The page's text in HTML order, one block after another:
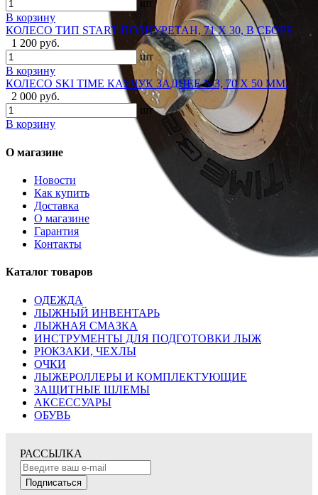
шт
В корзину
КОЛЕСО ТИП START ПОЛИУРЕТАН, 71 Х 30, В СБОРЕ
1 200 руб.
шт
В корзину
КОЛЕСО SKI TIME КАУЧУК ЗАДНЕЕ №3, 70 Х 50 ММ.
2 000 руб.
шт
В корзину
О магазине
Новости
Как купить
Доставка
О магазине
Гарантия
Контакты
Каталог товаров
ОДЕЖДА
ЛЫЖНЫЙ ИНВЕНТАРЬ
ЛЫЖНАЯ СМАЗКА
ИНСТРУМЕНТЫ ДЛЯ ПОДГОТОВКИ ЛЫЖ
РЮКЗАКИ, ЧЕХЛЫ
ОЧКИ
ЛЫЖЕРОЛЛЕРЫ И КОМПЛЕКТУЮЩИЕ
ЗАЩИТНЫЕ ШЛЕМЫ
АКСЕССУАРЫ
ОБУВЬ
РАССЫЛКА
Подписаться